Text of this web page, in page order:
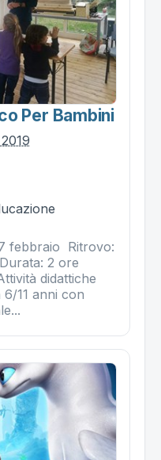
Per Bambini
febbraio Ritrovo:
2 ore
didattiche
11 anni con